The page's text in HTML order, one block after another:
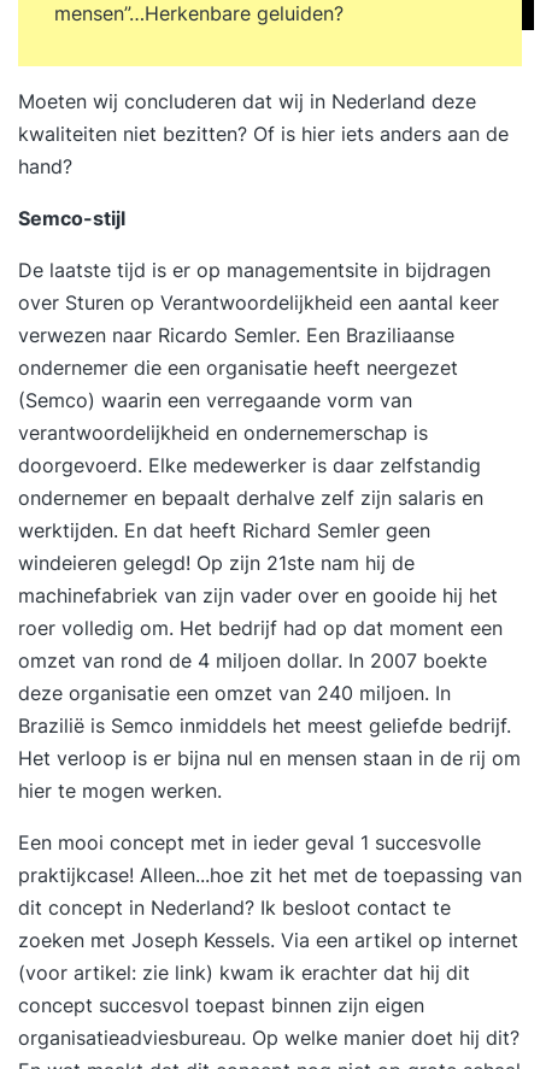
mensen”…Herkenbare geluiden?
Moeten wij concluderen dat wij in Nederland deze
kwaliteiten niet bezitten? Of is hier iets anders aan de
hand?
Semco-stijl
De laatste tijd is er op managementsite in bijdragen
over Sturen op Verantwoordelijkheid een aantal keer
verwezen naar Ricardo Semler. Een Braziliaanse
ondernemer die een organisatie heeft neergezet
(Semco) waarin een verregaande vorm van
verantwoordelijkheid en ondernemerschap is
doorgevoerd. Elke medewerker is daar zelfstandig
ondernemer en bepaalt derhalve zelf zijn salaris en
werktijden. En dat heeft Richard Semler geen
windeieren gelegd! Op zijn 21ste nam hij de
machinefabriek van zijn vader over en gooide hij het
roer volledig om. Het bedrijf had op dat moment een
omzet van rond de 4 miljoen dollar. In 2007 boekte
deze organisatie een omzet van 240 miljoen. In
Brazilië is Semco inmiddels het meest geliefde bedrijf.
Het verloop is er bijna nul en mensen staan in de rij om
hier te mogen werken.
Een mooi concept met in ieder geval 1 succesvolle
praktijkcase! Alleen...hoe zit het met de toepassing van
dit concept in Nederland? Ik besloot contact te
zoeken met Joseph Kessels. Via een artikel op internet
(voor artikel: zie link) kwam ik erachter dat hij dit
concept succesvol toepast binnen zijn eigen
organisatieadviesbureau. Op welke manier doet hij dit?